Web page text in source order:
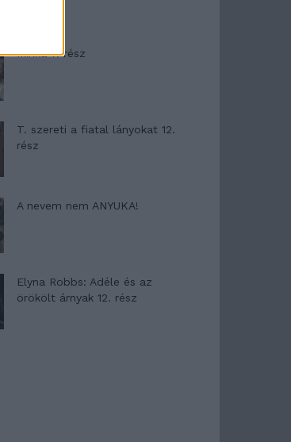
Minka 7. rész
T. szereti a fiatal lányokat 12.
rész
A nevem nem ANYUKA!
Elyna Robbs: Adéle és az
örökölt árnyak 12. rész